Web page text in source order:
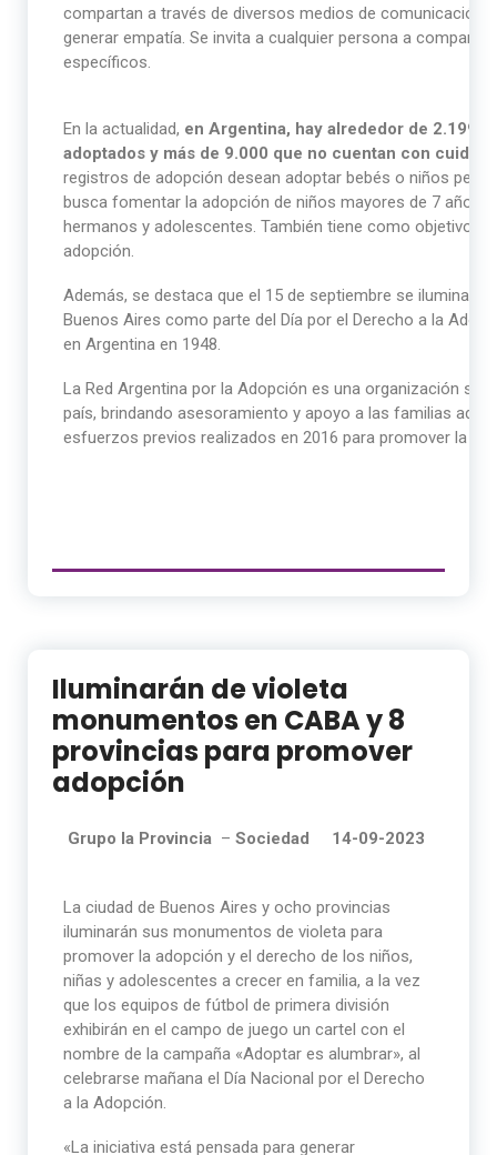
compartan a través de diversos medios de comunicación,
generar empatía. Se invita a cualquier persona a
específicos.
En la actualidad, en Argentina, hay alrededor de 2.199
adoptados y más de 9.000 que no cuentan con
registros de adopción desean adoptar bebés o niños
busca fomentar la adopción de niños mayores de 7 años
hermanos y adolescentes. También tiene como objetivo
adopción.
Además, se destaca que el 15 de septiembre se
Buenos Aires como parte del Día por el Derecho a la
en Argentina en 1948.
La Red Argentina por la Adopción es una organización
país, brindando asesoramiento y apoyo a las familias
esfuerzos previos realizados en 2016 para promover la
Iluminarán de violeta
monumentos en CABA y 8
provincias para promover
adopción
Grupo la Provincia – Sociedad 14-09-2023
La ciudad de Buenos Aires y ocho provincias
iluminarán sus monumentos de violeta para
promover la adopción y el derecho de los niños,
niñas y adolescentes a crecer en familia, a la vez
que los equipos de fútbol de primera división
exhibirán en el campo de juego un cartel con el
nombre de la campaña «Adoptar es alumbrar», al
celebrarse mañana el Día Nacional por el Derecho
a la Adopción.
«La iniciativa está pensada para generar